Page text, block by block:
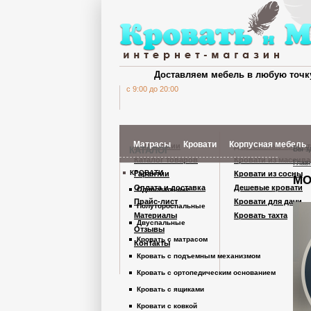
c 9:00 до 20:00
Доставляем мебель в любую
Матрасы Кровати Корпусная мебель
Шкафы Кардинал
Шкафы из дерева
Комоды
Вы
КАТАЛОГ
КРОВАТИ
Односпальные
Полутороспальные
Двуспальные
Кровать с матрасом
Кровать с подъемным механизмом
Кровать с ортопедическим основанием
Кровать с ящиками
Кровати с ковкой
О компании
Каталог товаров
Гарантии
Оплата и доставка
Прайс-лист
Материалы
Отзывы
Контакты
Деревянные
Кровати из массива
Кровати из сосны
Дешевые кровати
Кровати для дачи
Кровать тахта